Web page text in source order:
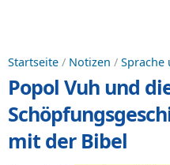
Startseite / Notizen / Sprache
Popol Vuh und
mit der Bibel